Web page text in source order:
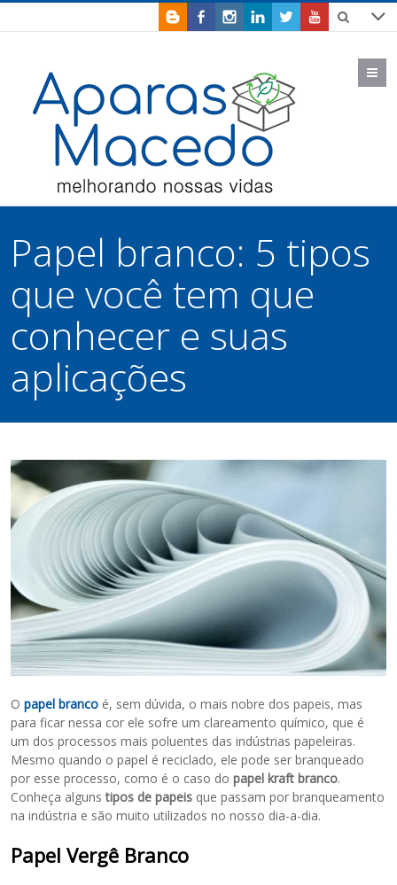
Papel branco: 5 tipos
que você tem que
conhecer e suas
aplicações
Opapel branco é, sem dúvida, o mais nobre dos papeis, mas
para ficar nessa cor ele sofre um clareamento químico, que é
um dos processos mais poluentes das indústrias papeleiras.
Mesmo quando o papel é reciclado, ele pode ser branqueado
por esse processo, como é o caso dopapel kraft branco.
Conheça algunstipos de papeis que passam por branqueamento
na indústria e são muito utilizados no nosso dia-a-dia.
Papel Vergê Branco